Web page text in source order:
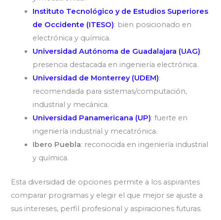
Instituto Tecnológico y de Estudios Superiores
de Occidente (ITESO): bien posicionado en
electrónica y química.
Universidad Autónoma de Guadalajara (UAG):
presencia destacada en ingeniería electrónica.
Universidad de Monterrey (UDEM):
recomendada para sistemas/computación,
industrial y mecánica.
Universidad Panamericana (UP): fuerte en
ingeniería industrial y mecatrónica.
Ibero Puebla: reconocida en ingeniería industrial
y química.
Esta diversidad de opciones permite a los aspirantes
comparar programas y elegir el que mejor se ajuste a
sus intereses, perfil profesional y aspiraciones futuras.